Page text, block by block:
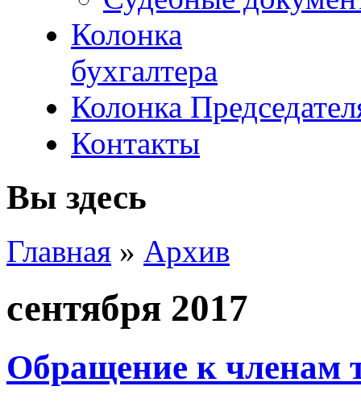
Колонка
бухгалтера
Колонка
Контакты
Вы здесь
Главная » Архив
сентября 2017
Обращение к членам